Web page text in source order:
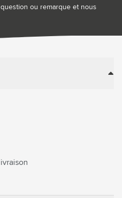
ou remarque et nous